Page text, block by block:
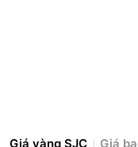
Giá vàng SJC Giá